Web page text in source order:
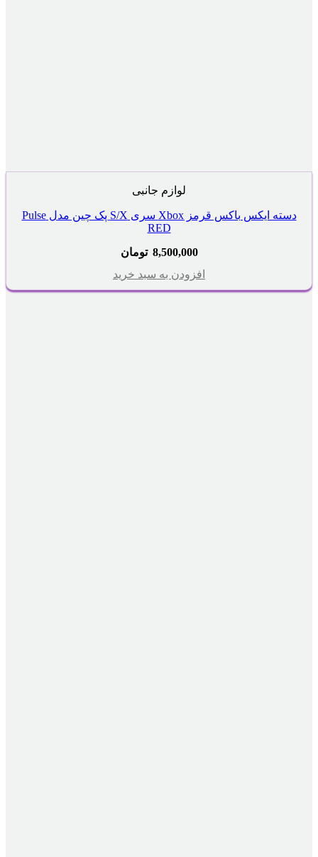
لوازم جانبی
دسته ایکس باکس قرمز Xbox سری S/X پک چین مدل Pulse
RED
8,500,000 تومان
افزودن به سبد خرید